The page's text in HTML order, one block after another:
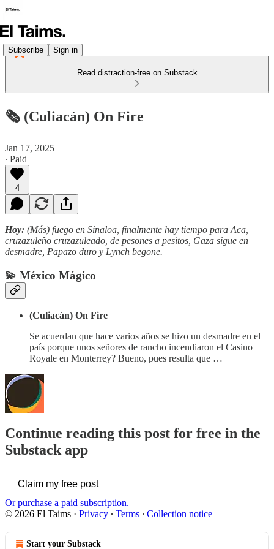
Subscribe Sign in
Read distraction-free on Substack
🗞️ (Culiacán) On Fire
Jan 17, 2025
∙ Paid
4
Hoy: (Más) fuego en Sinaloa, finalmente hay tiempo para Aca,
cruzazuleño cruzazuleado, de pesones a pesitos, Gaza sigue en
desmadre, Papazo duro y Lynch begone.
💫 México Mágico
(Culiacán) On Fire
Se acuerdan que hace varios años se hizo un desmadre en el
país porque unos señores de rancho incendiaron el Casino
Royale en Monterrey? Bueno, pues resulta que …
Continue reading this post for free in the
Substack app
Claim my free post
Or purchase a paid subscription.
© 2026 El Taims · Privacy ∙ Terms ∙ Collection notice
Start your Substack